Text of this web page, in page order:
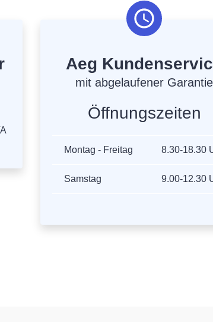
Aeg
mit abgelaufener Garantie
Öffnungszeiten
Montag - Freitag 8.30-18.30
Samstag 9.00-12.30